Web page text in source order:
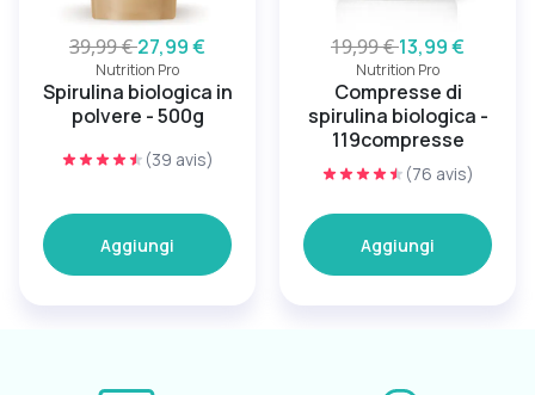
39,99 €27,99 €
Nutrition Pro
Spirulina biologica in
polvere - 500g
(39 avis)
Aggiungi
19,99 €13,99 €
Nutrition Pro
Compresse di
spirulina biologica -
119compresse
(76 avis)
Aggiungi